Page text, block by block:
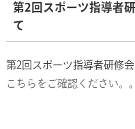
第2回スポーツ指導者
て
第2回スポーツ指導者研修
こちらをご確認ください。 。